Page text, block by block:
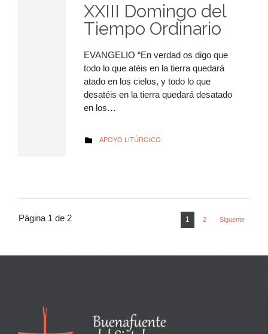
XXIII Domingo del
Tiempo Ordinario
EVANGELIO “En verdad os digo que
todo lo que atéis en la tierra quedará
atado en los cielos, y todo lo que
desatéis en la tierra quedará desatado
en los…
 AUTOR
APOYO LITÚRGICO
Página 1 de 2 1 2 Siguente